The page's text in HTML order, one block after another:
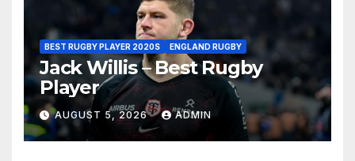
BEST RUGBY PLAYER 2020S ENGLAND RUGBY
Jack Willis – Best Rugby
Player
AUGUST 5, 2026 ADMIN